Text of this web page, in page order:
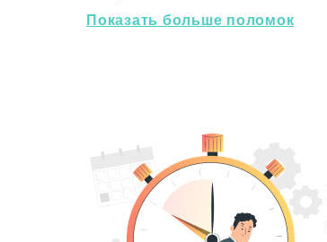
Показать больше поломок